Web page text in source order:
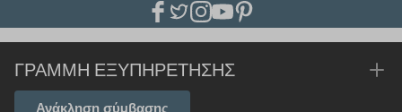
ΓΡΑΜΜΉ ΕΞΥΠΗΡΈΤΗΣΗΣ
Ανάκληση σύμβασης